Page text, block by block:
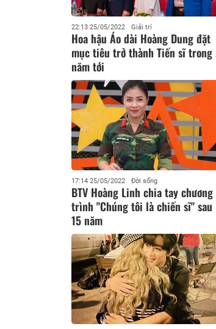
22:13 25/05/2022 Giải trí
Hoa hậu Áo dài Hoàng Dung đặt
mục tiêu trở thành Tiến sĩ trong
năm tới
17:14 25/05/2022 Đời sống
BTV Hoàng Linh chia tay chương
trình "Chúng tôi là chiến sĩ" sau
15 năm